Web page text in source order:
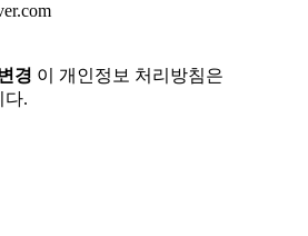
경 이 개인정보 처리방침은
다.